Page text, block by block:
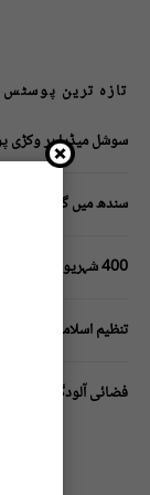
تازہ ترین پوسٹس
سوشل میڈیا پر وکڑی
سندھ میں گاڑیوں کی
400 شہریوں کیلئے ایک پولیس اہلکار لازمی، کراچی میں صورتحال کیا ہے؟
تنظیم اسلامی کے زیرِ
فضائی آلودگی انسانی